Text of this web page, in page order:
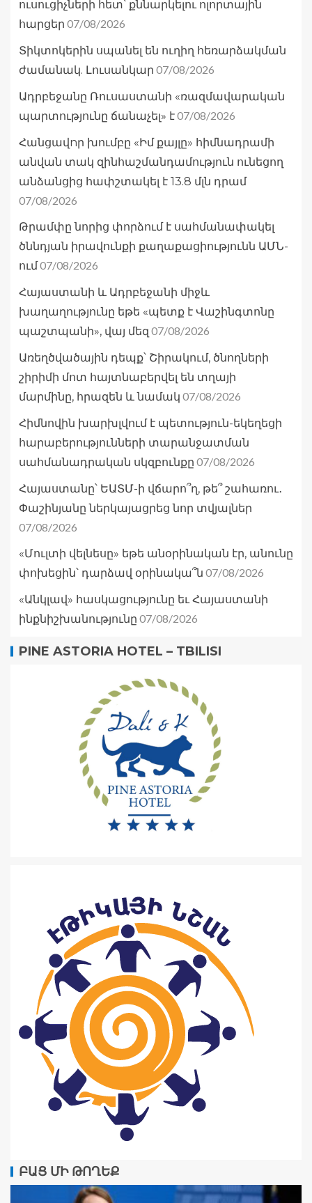
ուսուցիչների հետ՝ քննարկելու ոլորտային
հարցեր 07/08/2026
Տիկտոկերին սպանել են ուղիղ հեռարձակման
ժամանակ. Լուսանկար 07/08/2026
Ադրբեջանը Ռուսաստանի «ռազմավարական
պարտությունը ճանաչել» է07/08/2026
Հանցավnր խումբը «Իմ քայլը» հիմնադրամի
անվան տակ զինհաշմանդամություն ունեցող
անձանցից հափշտակել է 13.8 մլն դրամ
07/08/2026
Թրամփը նորից փորձում է սահմանափակել
ծննդյան իրավունքի քաղաքացիությունն ԱՄՆ-
ում07/08/2026
Հայաստանի և Ադրբեջանի միջև
խաղաղությունը եթե «պետք է Վաշինգտոնը
պաշտպանի», վայ մեզ 07/08/2026
Առեղծվածային դեպք՝ Շիրակում, ծնողների
շիրիմի մոտ հայտնաբերվել են տղայի
մարմինը, հրազեն և նամակ 07/08/2026
Հիմնովին խարխլվում է պետություն-եկեղեցի
հարաբերությունների տարանջատման
սահմանադրական սկզբունքը 07/08/2026
Հայաստանը՝ ԵԱՏՄ-ի վճարո՞ղ, թե՞ շահառու․
Փաշինյանը ներկայացրեց նոր տվյալներ
07/08/2026
«Մուլտի վելնեսը» եթե անօրինական էր, անունը
փոխեցին՝ դարձավ օրինակա՞ն 07/08/2026
«Անկլավ» հասկացությունը եւ Հայաստանի
ինքնիշխանությունը 07/08/2026
PINE ASTORIA HOTEL – TBILISI
ԲԱՑ ՄԻ ԹՈՂԵՔ